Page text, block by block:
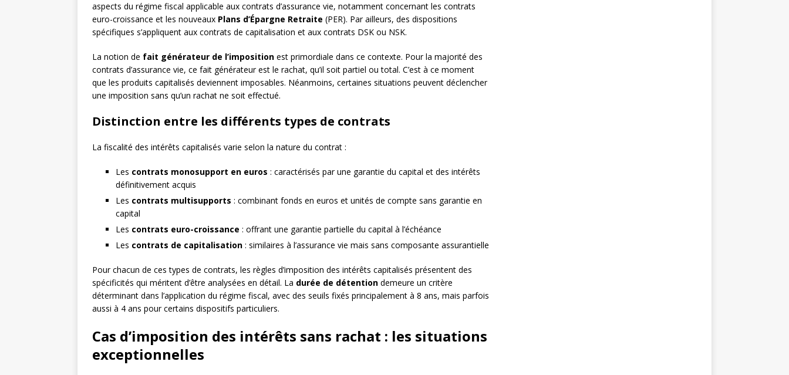
aspects du régime fiscal applicable aux contrats d’assurance vie, notamment concernant les contrats
euro-croissance et les nouveaux Plans d’Épargne Retraite (PER). Par ailleurs, des dispositions
spécifiques s’appliquent aux contrats de capitalisation et aux contrats DSK ou NSK.
La notion de fait générateur de l’imposition est primordiale dans ce contexte. Pour la majorité des
contrats d’assurance vie, ce fait générateur est le rachat, qu’il soit partiel ou total. C’est à ce moment
que les produits capitalisés deviennent imposables. Néanmoins, certaines situations peuvent déclencher
une imposition sans qu’un rachat ne soit effectué.
Distinction entre les différents types de contrats
La fiscalité des intérêts capitalisés varie selon la nature du contrat :
Les contrats monosupport en euros : caractérisés par une garantie du capital et des intérêts
définitivement acquis
Les contrats multisupports : combinant fonds en euros et unités de compte sans garantie en
capital
Les contrats euro-croissance : offrant une garantie partielle du capital à l’échéance
Les contrats de capitalisation : similaires à l’assurance vie mais sans composante assurantielle
Pour chacun de ces types de contrats, les règles d’imposition des intérêts capitalisés présentent des
spécificités qui méritent d’être analysées en détail. La durée de détention demeure un critère
déterminant dans l’application du régime fiscal, avec des seuils fixés principalement à 8 ans, mais parfois
aussi à 4 ans pour certains dispositifs particuliers.
Cas d’imposition des intérêts sans rachat : les situations
exceptionnelles